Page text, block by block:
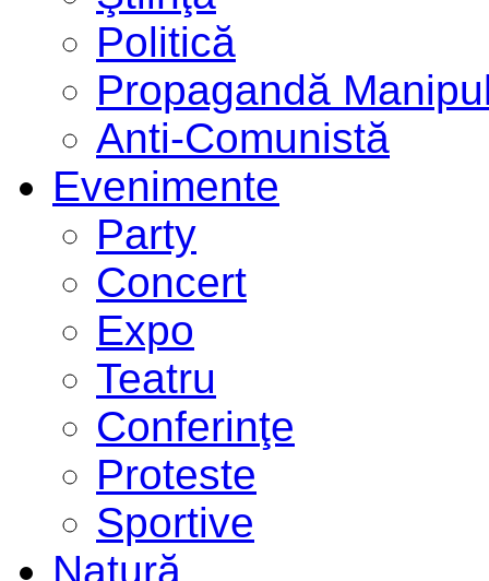
Politică
Propagandă
Anti-Comunistă
Evenimente
Party
Concert
Expo
Teatru
Conferinţe
Proteste
Sportive
Natură